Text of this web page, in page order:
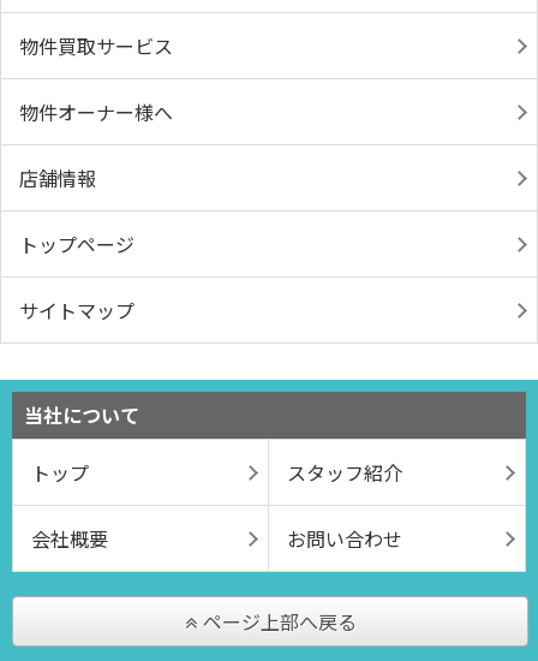
物件買取サービス
物件オーナー様へ
店舗情報
トップページ
サイトマップ
当社について
トップ
スタッフ紹介
会社概要 お問い合わせ
ページ上部へ戻る